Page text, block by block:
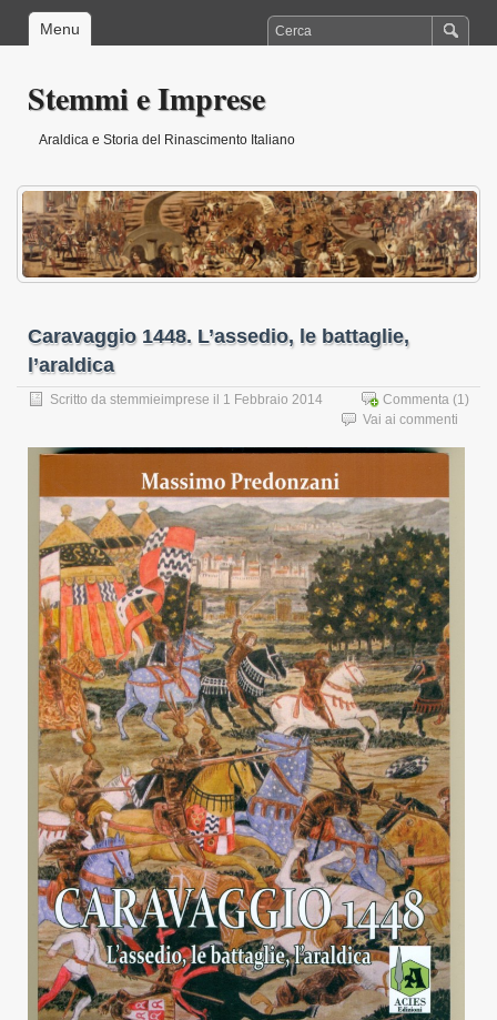
Menu
Stemmi e Imprese
Araldica e Storia del Rinascimento Italiano
Caravaggio 1448. L’assedio, le battaglie,
l’araldica
Scritto da stemmieimprese il 1 Febbraio 2014 Commenta (1)
Vai ai commenti